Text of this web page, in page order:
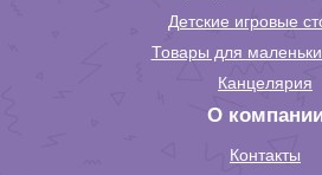
Детские игровые
Товары для
Канцелярия
О
Контакты